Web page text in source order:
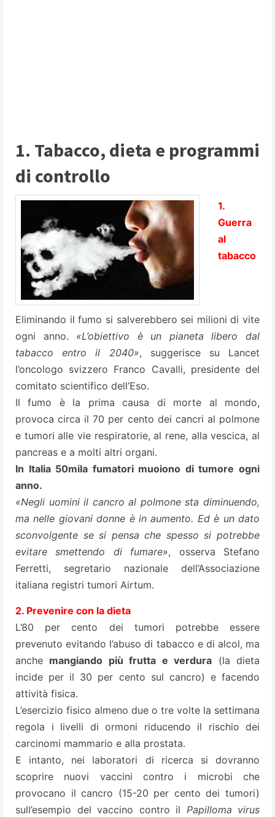
1. Tabacco, dieta e programmi
di controllo
1.
Guerra
al
tabacco
Eliminando il fumo si salverebbero sei milioni di vite
ogni anno. «L’obiettivo è un pianeta libero dal
tabacco entro il 2040», suggerisce su Lancet
l’oncologo svizzero Franco Cavalli, presidente del
comitato scientifico dell’Eso.
Il fumo è la prima causa di morte al mondo,
provoca circa il 70 per cento dei cancri al polmone
e tumori alle vie respiratorie, al rene, alla vescica, al
pancreas e a molti altri organi.
In Italia 50mila fumatori muoiono di tumore ogni
anno.
«Negli uomini il cancro al polmone sta diminuendo,
ma nelle giovani donne è in aumento. Ed è un dato
sconvolgente se si pensa che spesso si potrebbe
evitare smettendo di fumare», osserva Stefano
Ferretti, segretario nazionale dell’Associazione
italiana registri tumori Airtum.
2. Prevenire con la dieta
L’80 per cento dei tumori potrebbe essere
prevenuto evitando l’abuso di tabacco e di alcol, ma
anche mangiando più frutta e verdura (la dieta
incide per il 30 per cento sul cancro) e facendo
attività fisica.
L’esercizio fisico almeno due o tre volte la settimana
regola i livelli di ormoni riducendo il rischio dei
carcinomi mammario e alla prostata.
E intanto, nei laboratori di ricerca si dovranno
scoprire nuovi vaccini contro i microbi che
provocano il cancro (15-20 per cento dei tumori)
sull’esempio del vaccino contro il Papilloma virus